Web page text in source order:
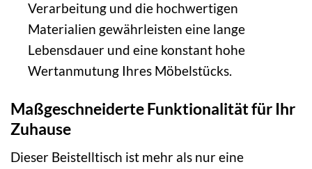
Verarbeitung und die hochwertigen
Materialien gewährleisten eine lange
Lebensdauer und eine konstant hohe
Wertanmutung Ihres Möbelstücks.
Maßgeschneiderte Funktionalität für Ihr
Zuhause
Dieser Beistelltisch ist mehr als nur eine